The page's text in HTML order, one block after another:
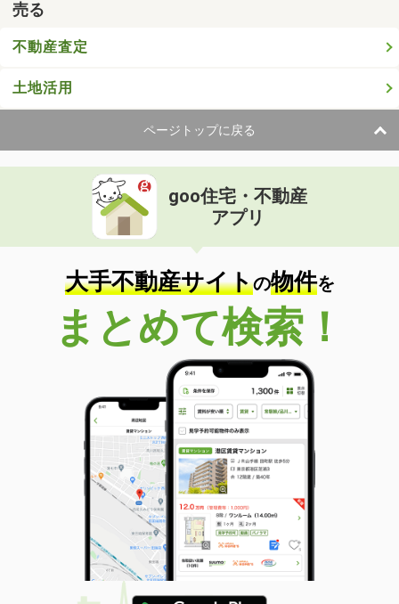
売る
不動産査定
土地活用
ページトップに戻る
goo住宅・不動産
アプリ
大手不動産サイトの物件を
まとめて検索！